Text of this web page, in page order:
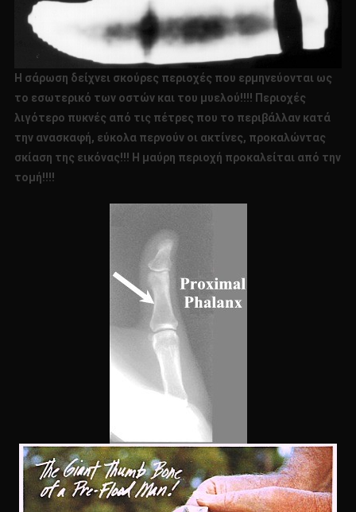
Η σάρωση δείχνει σκούρες περιοχές που ερμηνεύονται ως
το εσωτερικό των οστών και του μυελού!!!! Περιοχές
λιγότερο πυκνές από τις πέτρες που το περιβάλλαν κατά
την ανασκαφή, εύκολα περνούν οι ακτίνες, προκαλώντας
σκίαση της εικόνας!!! Η μαύρη περιοχή προκαλείται από την
τομή!!!!